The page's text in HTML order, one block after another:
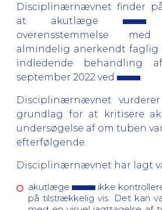
Disciplinærnævnet finder
at akutlæge
overensstemmelse
almindelig anerkendt faglig
indledende behandling
september 2022 ved
.
Disciplinærnævnet
grundlag for at kritisere
undersøgelse af om tuben
efterfølgende.
Disciplinærnævnet har lagt
akutlæge
ikke
på tilstrækkelig vis. Det kan